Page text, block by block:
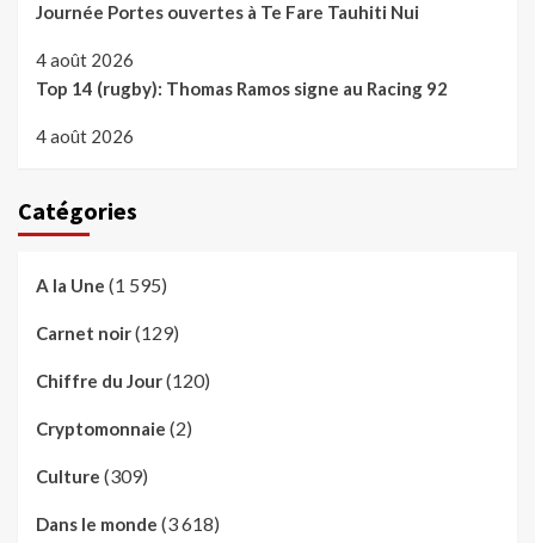
Journée Portes ouvertes à Te Fare Tauhiti Nui
4 août 2026
Top 14 (rugby): Thomas Ramos signe au Racing 92
4 août 2026
Catégories
A la Une (1 595)
Carnet noir(129)
Chiffre du Jour(120)
Cryptomonnaie (2)
Culture (309)
Dans le monde (3 618)